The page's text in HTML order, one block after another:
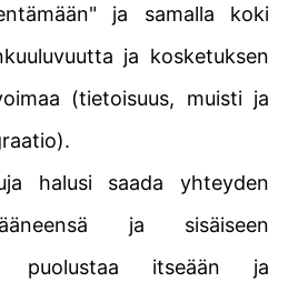
ja samalla koki
ja kosketuksen
(tietoisuus, muisti ja
halusi saada yhteyden
ja sisäiseen
puolustaa itseään ja